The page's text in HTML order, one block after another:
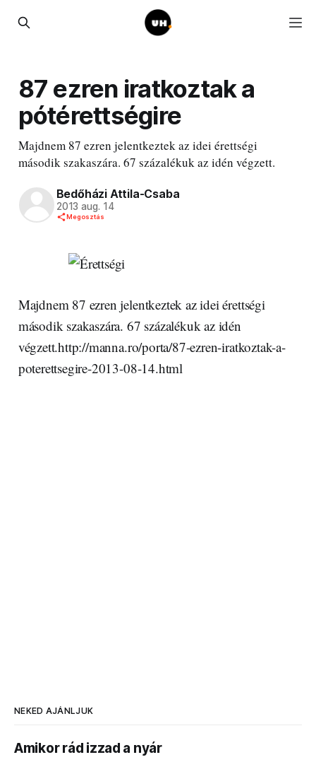
87 ezren iratkoztak a
pótérettségire
Majdnem 87 ezren jelentkeztek az idei érettségi
második szakaszára. 67 százalékuk az idén végzett.
Bedőházi Attila-Csaba
2013 aug. 14
Megosztás
Majdnem 87 ezren jelentkeztek az idei érettségi
második szakaszára. 67 százalékuk az idén
végzett.http://manna.ro/porta/87-ezren-iratkoztak-a-
poterettsegire-2013-08-14.html
NEKED AJÁNLJUK
Amikor rád izzad a nyár